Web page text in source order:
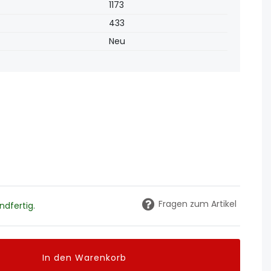
1173
433
Neu
Fragen zum Artikel
In den Warenkorb